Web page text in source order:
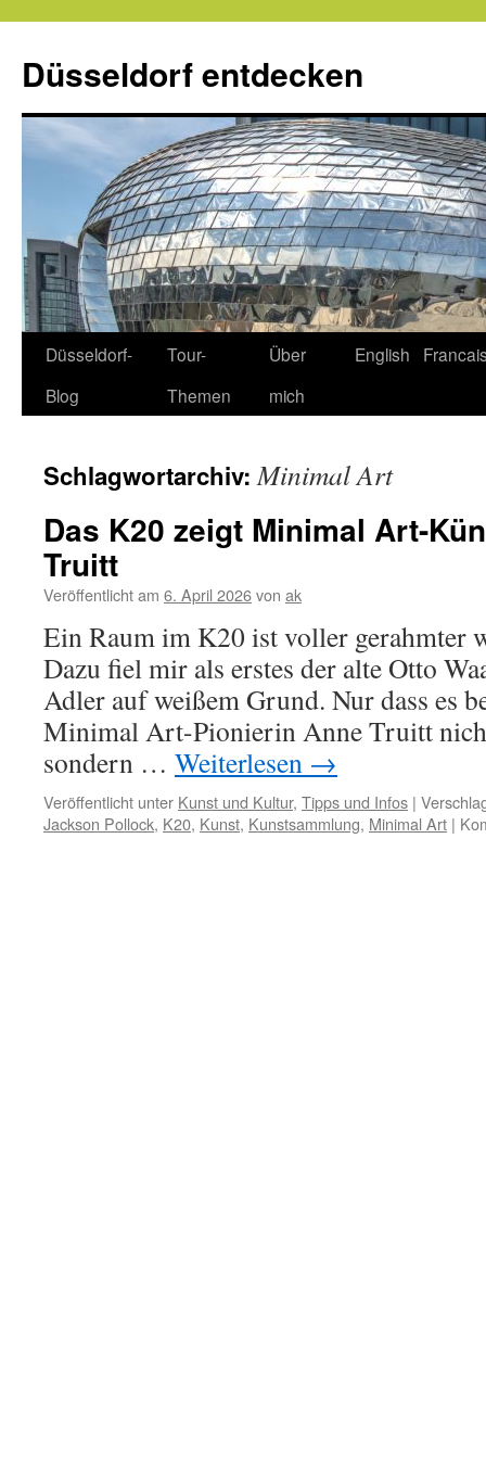
springen
Düsseldorf entdecken
Düsseldorf-
Blog
Tour-
Themen
Über
mich
English
Schlagwortarchiv:Minimal Art
Das K20 zeigt Minimal Art-
Truitt
Veröffentlicht am 6. April 2026von ak
Ein Raum im K20 ist voller gerahmter
Dazu fiel mir als erstes der alte Otto
Adler auf weißem Grund. Nur dass es
Minimal Art-Pionierin Anne Truitt
sondern … Weiterlesen →
Veröffentlicht unter Kunst und Kultur, Tipps und Infos |
Jackson Pollock, K20, Kunst, Kunstsammlung, Minimal Art |